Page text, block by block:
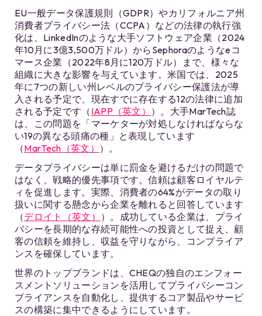
EU一般データ保護規則（GDPR）やカリフォルニア州
消費者プライバシー法（CCPA）などの法律の執行強
化は、LinkedInのような大手ソフトウェア企業（2024
年10月に3億3,500万ドル）からSephoraのようなeコ
マース企業（2022年8月に120万ドル）まで、様々な
組織に大きな影響を与えています。米国では、2025
年に7つの新しい州レベルのプライバシー保護法が導
入される予定で、現在すでに存在する12の法律に追加
される予定です（ IAPP（英文） ）。大手MarTech誌
は、この問題を「マーケターが対処しなければならな
い19の異なる頭痛の種」と表現しています
（MarTech（英文） ）。
データプライバシーは単に罰金を避けるだけの問題で
はなく、戦略的優先事項です。信頼は顧客ロイヤルテ
ィを促進します。実際、消費者の64%がデータの取り
扱いに関する懸念から企業を離れると回答しています
（デロイト（英文） ）。成功している企業は、プライ
バシーを長期的な存続可能性への投資として捉え、顧
客の信頼を維持し、収益を守りながら、コンプライア
ンスを確保しています。
世界のトップブランドは、CHEQの独自のエンフォー
スメントソリューションを活用してプライバシーコン
プライアンスを自動化し、提供するコア製品やサービ
スの構築に集中できるようにしています。